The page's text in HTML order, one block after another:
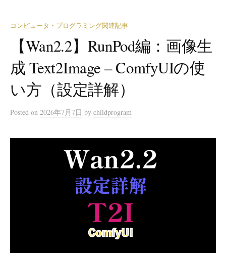
コンピュータ・プログラミング関連記事
【Wan2.2】RunPod編：画像生
成 Text2Image – ComfyUIの使
い方（設定詳解）
Posted on 2026年7月7日 by childprogram